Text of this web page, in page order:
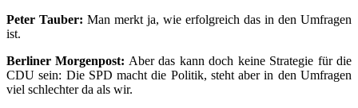
Peter Tauber: Man merkt ja, wie erfolgreich das in den Umfragen
ist.
Berliner Morgenpost: Aber das kann doch keine Strategie für die
CDU sein: Die SPD macht die Politik, steht aber in den Umfragen
viel schlechter da als wir.